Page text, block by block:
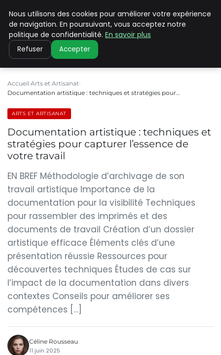
PILAT PATRIMOINES
Accueil Arts et Artisanat
Documentation artistique : techniques et stratégies pour…
ARTS ET ARTISANAT
Documentation artistique : techniques et
stratégies pour capturer l’essence de
votre travail
EN BREF Méthodologie d’archivage de son
travail artistique Importance de la
documentation pour la visibilité Techniques
pour rassembler des imprimés et des
documents de travail Création d’un dossier
artistique efficace Éléments clés d’une
présentation réussie Ressources pour
découvertes techniques Études de cas sur
l’impact de la documentation dans divers
contextes Conseils pour améliorer ses
compétences […]
Céline Rousseau
11 juin 2025
Nous utilisons des cookies pour améliorer votre expérience
de navigation. En poursuivant, vous acceptez notre
politique de confidentialité. En savoir plus
Refuser Accepter